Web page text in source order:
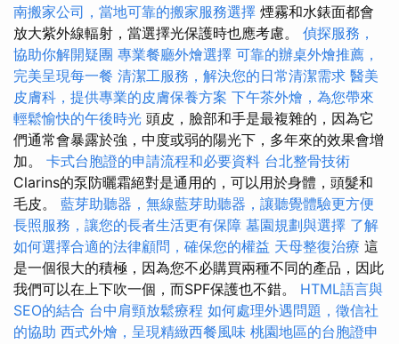
南搬家公司，當地可靠的搬家服務選擇 煙霧和水錶面都會
放大紫外線輻射，當選擇光保護時也應考慮。 偵探服務，
協助你解開疑團 專業餐廳外燴選擇 可靠的辦桌外燴推薦，
完美呈現每一餐 清潔工服務，解決您的日常清潔需求 醫美
皮膚科，提供專業的皮膚保養方案 下午茶外燴，為您帶來
輕鬆愉快的午後時光 頭皮，臉部和手是最複雜的，因為它
們通常會暴露於強，中度或弱的陽光下，多年來的效果會增
加。 卡式台胞證的申請流程和必要資料 台北整骨技術
Clarins的泵防曬霜絕對是通用的，可以用於身體，頭髮和
毛皮。 藍芽助聽器，無線藍芽助聽器，讓聽覺體驗更方便
長照服務，讓您的長者生活更有保障 墓園規劃與選擇 了解
如何選擇合適的法律顧問，確保您的權益 天母整復治療 這
是一個很大的積極，因為您不必購買兩種不同的產品，因此
我們可以在上下吹一個，而SPF保護也不錯。 HTML語言與
SEO的結合 台中肩頸放鬆療程 如何處理外遇問題，徵信社
的協助 西式外燴，呈現精緻西餐風味 桃園地區的台胞證申